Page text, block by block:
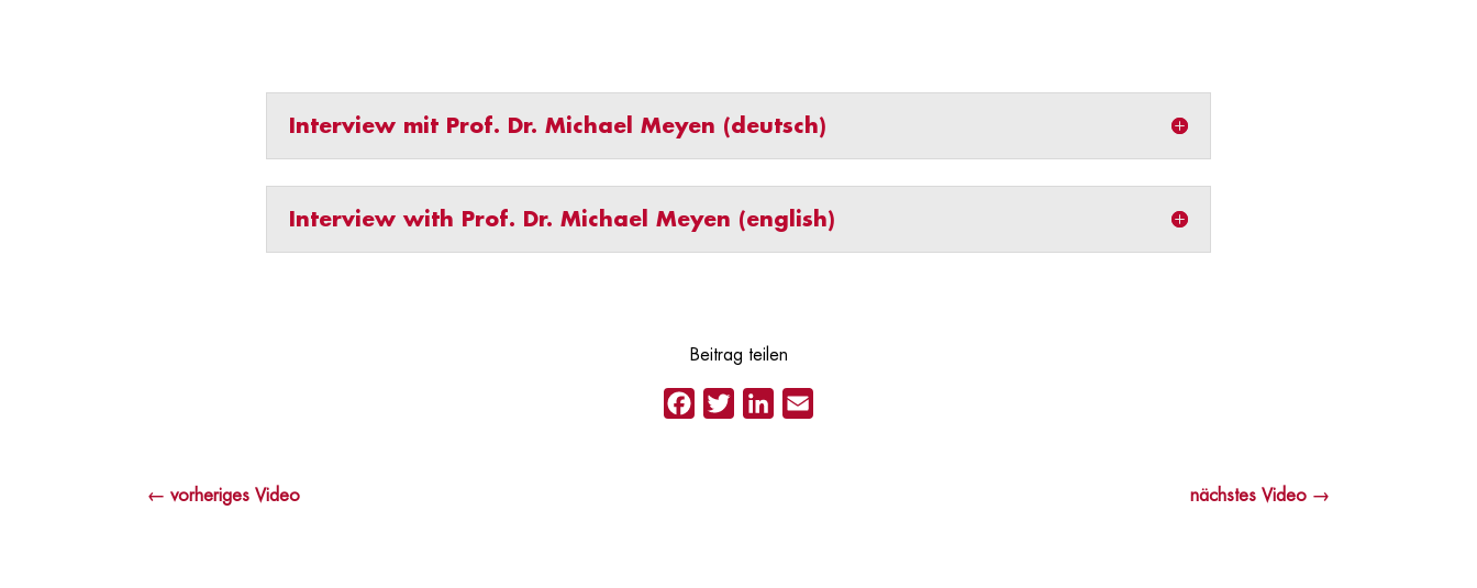
Interview mit Prof. Dr. Michael Meyen (deutsch)
Interview with Prof. Dr. Michael Meyen (english)
Beitrag teilen
Facebook
Twitter LinkedIn
←vorheriges Video nächstes Video→